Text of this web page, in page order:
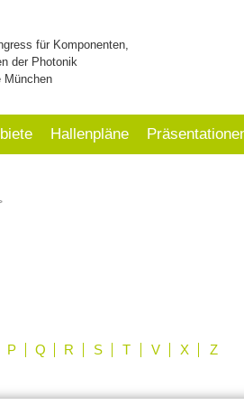
für Komponenten,
der Photonik
München
Hallenpläne
P Q R S T V X Z